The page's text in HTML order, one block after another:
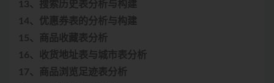
13、搜索历史表分析与构建
14、优惠券表的分析与构建
15、商品收藏表分析
16、收货地址表与城市表分析
17、商品浏览足迹表分析